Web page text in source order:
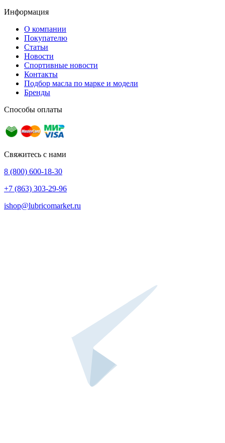
Информация
О компании
Покупателю
Статьи
Новости
Спортивные новости
Контакты
Подбор масла по марке и модели
Бренды
Способы оплаты
Свяжитесь с нами
8 (800) 600-18-30
+7 (863) 303-29-96
ishop@lubricomarket.ru